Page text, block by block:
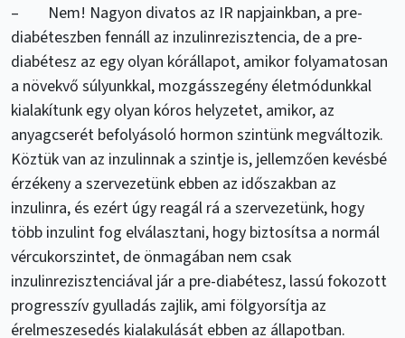
– Nem! Nagyon divatos az IR napjainkban, a pre-
diabéteszben fennáll az inzulinrezisztencia, de a pre-
diabétesz az egy olyan kórállapot, amikor folyamatosan
a növekvő súlyunkkal, mozgásszegény életmódunkkal
kialakítunk egy olyan kóros helyzetet, amikor, az
anyagcserét befolyásoló hormon szintünk megváltozik.
Köztük van az inzulinnak a szintje is, jellemzően kevésbé
érzékeny a szervezetünk ebben az időszakban az
inzulinra, és ezért úgy reagál rá a szervezetünk, hogy
több inzulint fog elválasztani, hogy biztosítsa a normál
vércukorszintet, de önmagában nem csak
inzulinrezisztenciával jár a pre-diabétesz, lassú fokozott
progresszív gyulladás zajlik, ami fölgyorsítja az
érelmeszesedés kialakulását ebben az állapotban.